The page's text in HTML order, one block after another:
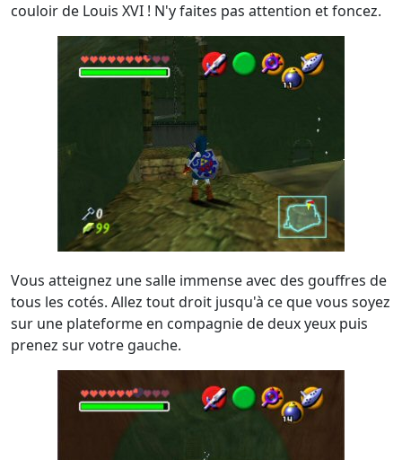
couloir de Louis XVI ! N'y faites pas attention et foncez.
Vous atteignez une salle immense avec des gouffres de
tous les cotés. Allez tout droit jusqu'à ce que vous soyez
sur une plateforme en compagnie de deux yeux puis
prenez sur votre gauche.